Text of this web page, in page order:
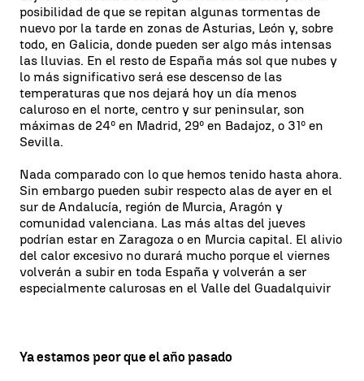
posibilidad de que se repitan algunas tormentas de
nuevo por la tarde en zonas de Asturias, León y, sobre
todo, en Galicia, donde pueden ser algo más intensas
las lluvias. En el resto de España más sol que nubes y
lo más significativo será ese descenso de las
temperaturas que nos dejará hoy un día menos
caluroso en el norte, centro y sur peninsular, son
máximas de 24º en Madrid, 29º en Badajoz, o 31º en
Sevilla.
Nada comparado con lo que hemos tenido hasta ahora.
Sin embargo pueden subir respecto alas de ayer en el
sur de Andalucía, región de Murcia, Aragón y
comunidad valenciana. Las más altas del jueves
podrían estar en Zaragoza o en Murcia capital. El alivio
del calor excesivo no durará mucho porque el viernes
volverán a subir en toda España y volverán a ser
especialmente calurosas en el Valle del Guadalquivir
Ya estamos peor que el año pasado